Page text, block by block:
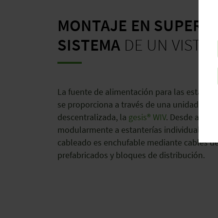
MONTAJE EN
SISTEMA DE UN
La fuente de alimentación para las
se proporciona a través de una unidad de
descentralizada, la gesis® WIV. Desde allí, la
modularmente a estanterías individuales o
cableado es enchufable mediante cables
prefabricados y bloques de distribución.